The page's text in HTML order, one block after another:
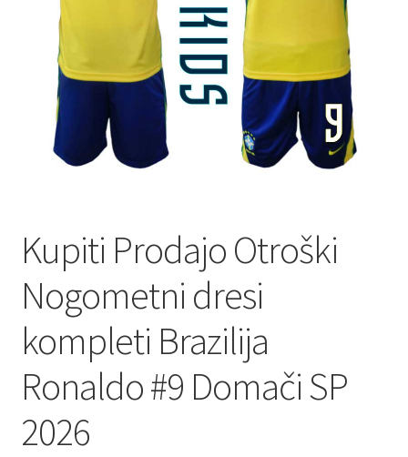
Kupiti Prodajo Otroški
Nogometni dresi
kompleti Brazilija
Ronaldo #9 Domači SP
2026